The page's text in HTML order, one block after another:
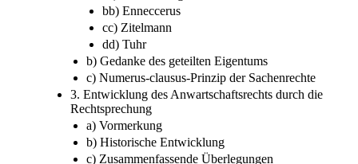
aa) Vormerkung
bb) Enneccerus
cc) Zitelmann
dd) Tuhr
b) Gedanke des geteilten Eigentums
c) Numerus-clausus-Prinzip der Sachenrechte
3. Entwicklung des Anwartschaftsrechts durch die
Rechtsprechung
a) Vormerkung
b) Historische Entwicklung